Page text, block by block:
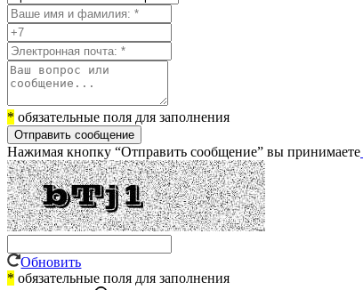
* обязательные поля для заполнения
Отправить сообщение
Нажимая кнопку “Отправить сообщение” вы принимаете
Обновить
* обязательные поля для заполнения